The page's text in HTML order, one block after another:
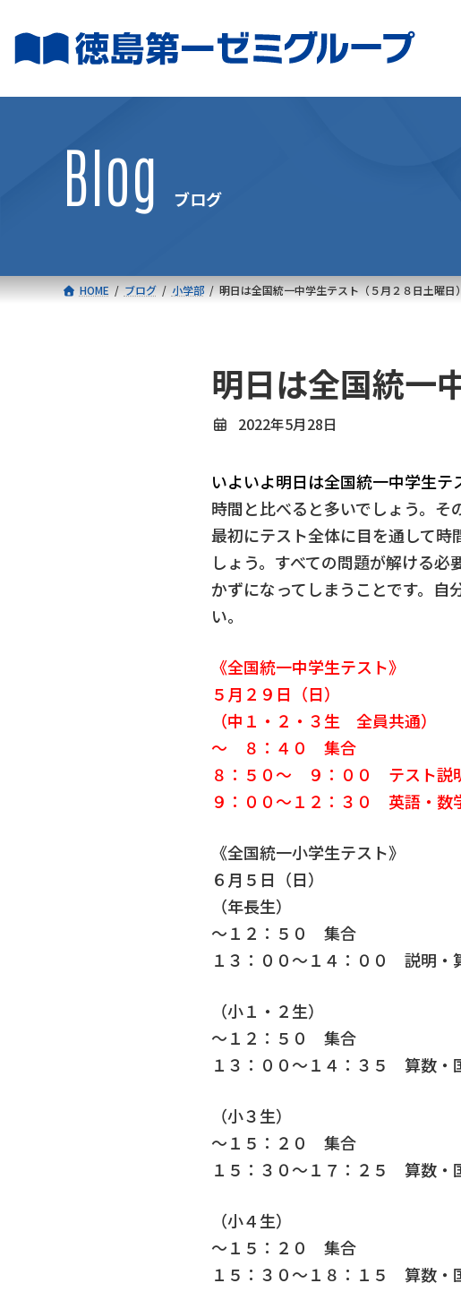
ン
テ
ビ
ゲ
Blog ブログ
HOME ブログ 小学部 明日は全国統一中学生テスト（５月２８日土曜日
明日は全国統一
2022年5月28日
いよいよ明日は全国統一中学生テ
時間と比べると多いでしょう。
最初にテスト全体に目を通して
しょう。すべての問題が解ける
かずになってしまうことです。
い。
《全国統一中学生テスト》
５月２９日（日）
（中１・２・３生 全員共通）
～ ８：４０ 集合
８：５０～ ９：００ テスト説
９：００～１２：３０ 英語・数
《全国統一小学生テスト》
６月５日（日）
（年長生）
～１２：５０ 集合
１３：００～１４：００ 説明・
（小１・２生）
～１２：５０ 集合
１３：００～１４：３５ 算数・
（小３生）
～１５：２０ 集合
１５：３０～１７：２５ 算数・
（小４生）
～１５：２０ 集合
１５：３０～１８：１５ 算数・